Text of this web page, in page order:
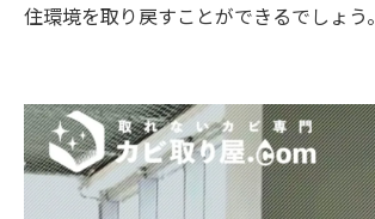
住環境を取り戻すことができるでしょう。